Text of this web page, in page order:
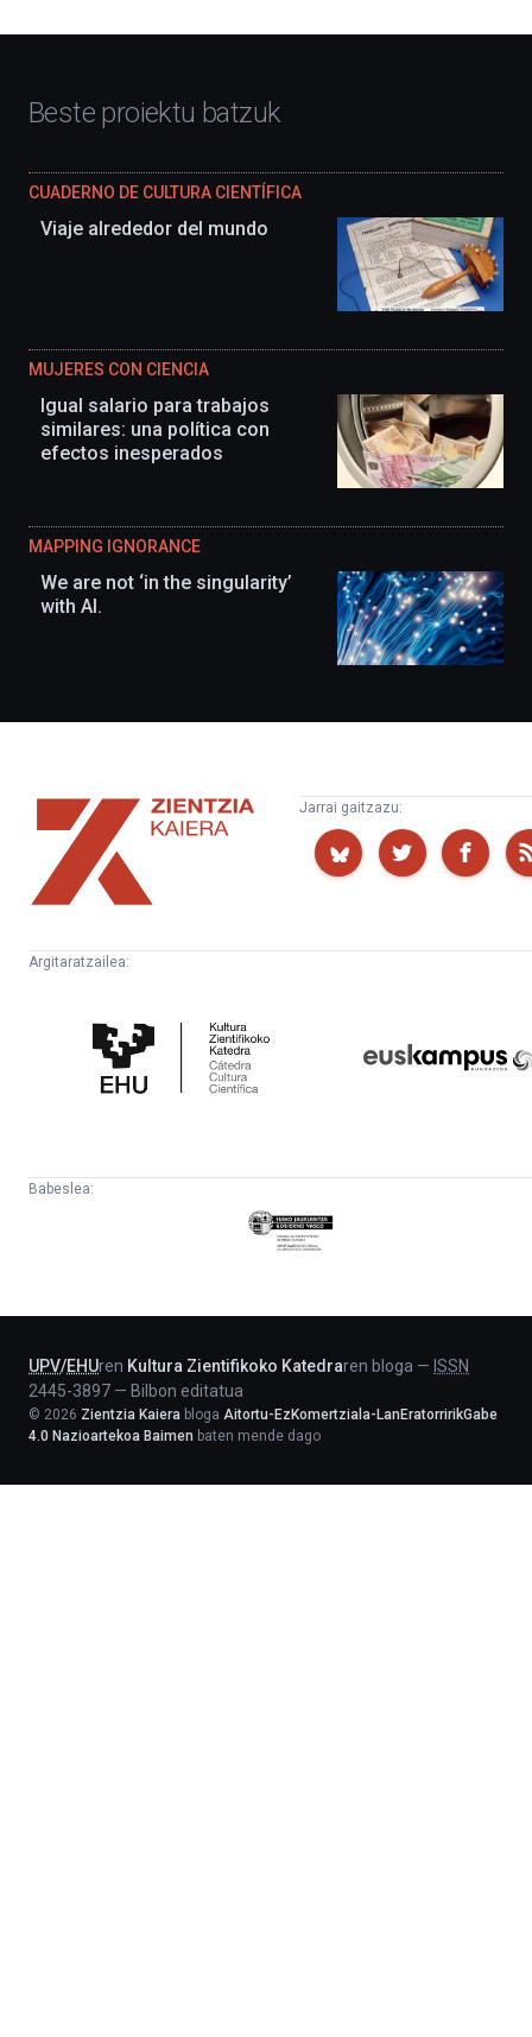
Beste proiektu batzuk
CUADERNO DE CULTURA CIENTÍFICA
Viaje alrededor del mundo
MUJERES CON CIENCIA
Igual salario para trabajos
similares: una política con
efectos inesperados
MAPPING IGNORANCE
We are not ‘in the singularity’
with AI.
Zientzia
Kaiera
Jarrai gaitzazu:
Argitaratzailea:
Zientifikoko
Katedra
Babeslea:
Eusko
Jaurlaritza
UPV/EHUren Kultura Zientifikoko Katedraren bloga — ISSN
2445-3897 — Bilbon editatua
© 2026 Zientzia Kaiera bloga Aitortu-EzKomertziala-LanEratorririkGabe
4.0 Nazioartekoa Baimen baten mende dago